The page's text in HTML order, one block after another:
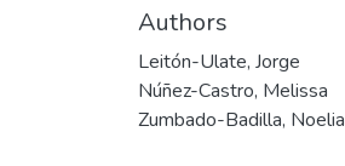
Authors
Leitón-Ulate, Jorge
Núñez-Castro, Melissa
Zumbado-Badilla, Noelia